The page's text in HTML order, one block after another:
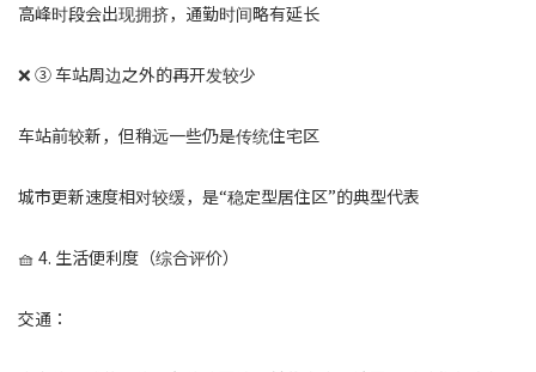
高峰时段会出现拥挤，通勤时间略有延长
❌ ③ 车站周边之外的再开发较少
车站前较新，但稍远一些仍是传统住宅区
城市更新速度相对较缓，是“稳定型居住区”的典型代表
🧺 4. 生活便利度（综合评价）
交通：